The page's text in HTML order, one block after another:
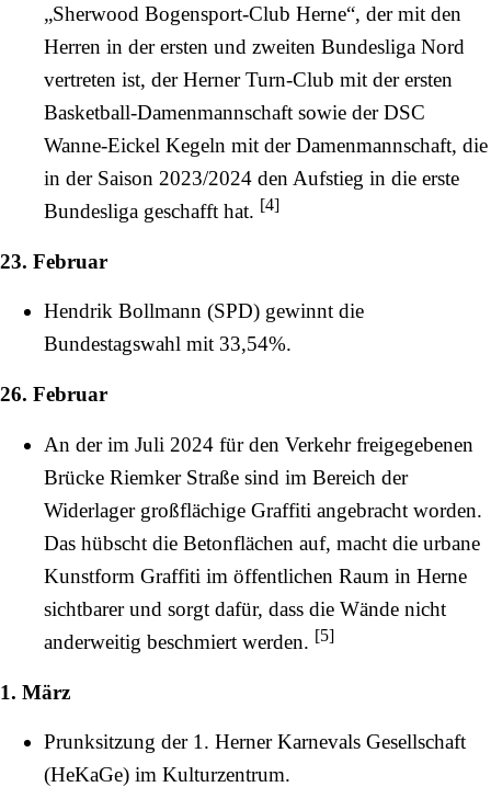
„Sherwood Bogensport-Club Herne“, der mit den
Herren in der ersten und zweiten Bundesliga Nord
vertreten ist, derHerner Turn-Club mit der ersten
Basketball-Damenmannschaft sowie derDSC
Wanne-Eickel Kegeln mit der Damenmannschaft, die
in der Saison 2023/2024 den Aufstieg in die erste
Bundesliga geschafft hat. [4]
23. Februar
Hendrik Bollmann (SPD) gewinnt die
Bundestagswahl mit 33,54%.
26. Februar
An der im Juli 2024 für den Verkehr freigegebenen
Brücke Riemker Straße sind im Bereich der
Widerlager großflächige Graffiti angebracht worden.
Das hübscht die Betonflächen auf, macht die urbane
Kunstform Graffiti im öffentlichen Raum in Herne
sichtbarer und sorgt dafür, dass die Wände nicht
anderweitig beschmiert werden. [5]
1. März
Prunksitzung der 1. Herner Karnevals Gesellschaft
(HeKaGe) im Kulturzentrum.